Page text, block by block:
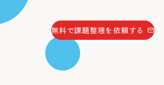
無料で課題整理を依頼する
058-215-0066
24時間受付